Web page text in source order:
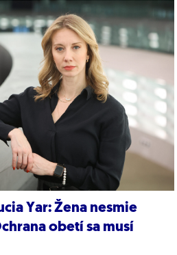
Yar: Žena nesmie
obetí sa musí